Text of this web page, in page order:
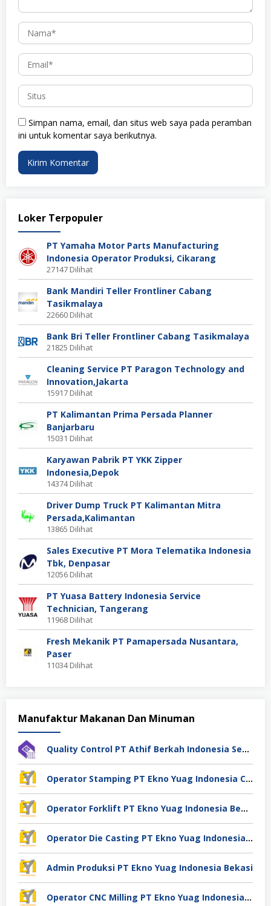
Simpan nama, email, dan situs web saya pada peramban
ini untuk komentar saya berikutnya.
Loker Terpopuler
PT Yamaha Motor Parts Manufacturing
Indonesia Operator Produksi, Cikarang
27147 Dilihat
Bank Mandiri Teller Frontliner Cabang
Tasikmalaya
22660 Dilihat
Bank Bri Teller Frontliner Cabang Tasikmalaya
21825 Dilihat
Cleaning Service PT Paragon Technology and
Innovation,Jakarta
15917 Dilihat
PT Kalimantan Prima Persada Planner
Banjarbaru
15031 Dilihat
Karyawan Pabrik PT YKK Zipper
Indonesia,Depok
14374 Dilihat
Driver Dump Truck PT Kalimantan Mitra
Persada,Kalimantan
13865 Dilihat
Sales Executive PT Mora Telematika Indonesia
Tbk, Denpasar
12056 Dilihat
PT Yuasa Battery Indonesia Service
Technician, Tangerang
11968 Dilihat
Fresh Mekanik PT Pamapersada Nusantara,
Paser
11034 Dilihat
Manufaktur Makanan Dan Minuman
Quality Control PT Athif Berkah Indonesia Semarang
Operator Stamping PT Ekno Yuag Indonesia Cikarang
Operator Forklift PT Ekno Yuag Indonesia Bekasi
Operator Die Casting PT Ekno Yuag Indonesia Bekasi
Admin Produksi PT Ekno Yuag Indonesia Bekasi
Operator CNC Milling PT Ekno Yuag Indonesia Bekasi